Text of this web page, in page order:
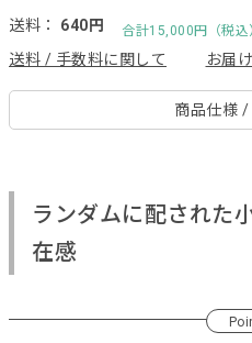
送料： 640円 合計15,000円（税込
送料 / 手数料に関して お届
商品仕様 /
ランダムに配された
在感